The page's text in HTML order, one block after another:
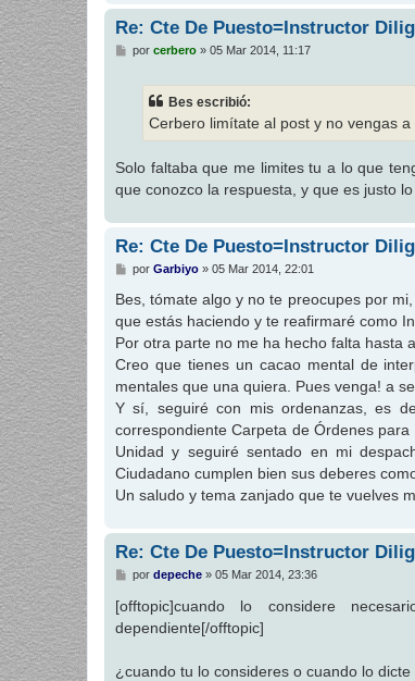
Re: Cte De Puesto=Instructor
M
por cerbero» 05 Mar 2014, 11:17
Bes escribió:
Cerbero limítate al post y no vengas
Solo faltaba que me limites tu a lo que
que conozco la respuesta, y que es justo
Re: Cte De Puesto=Instructor
M
n
a
j
e
por Garbiyo» 05 Mar 2014, 22:01
Bes, tómate algo y no te preocupes por
que estás haciendo y te reafirmaré como
Por otra parte no me ha hecho falta hasta
Creo que tienes un cacao mental de
mentales que una quiera. Pues venga! a
Y sí, seguiré con mis ordenanzas, es
correspondiente Carpeta de Órdenes
Unidad y seguiré sentado en mi
Ciudadano cumplen bien sus deberes
Un saludo y tema zanjado que te vuelves
Re: Cte De Puesto=Instructor
M
n
s
a
por depeche» 05 Mar 2014, 23:36
[offtopic]cuando lo considere
dependiente[/offtopic]
¿cuando tu lo consideres o cuando lo dicte